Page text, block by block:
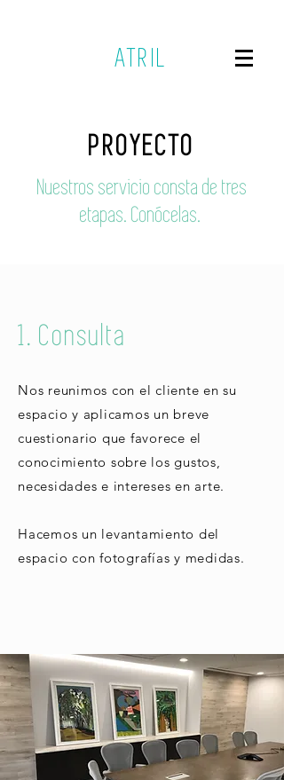
ATRIL
PROYECTO
Nos reunimos con el cliente en su
espacio y aplicamos un breve
cuestionario que favorece el
conocimiento sobre los gustos,
necesidades e intereses en arte.
Hacemos un levantamiento del
espacio con fotografías y medidas.
1. Consulta
Nuestros servicio consta de tres
etapas. Conócelas.